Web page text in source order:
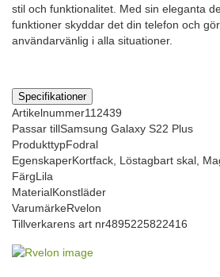
stil och funktionalitet. Med sin eleganta
funktioner skyddar det din telefon och
användarvänlig i alla situationer.
Specifikationer
Artikelnummer112439
Passar tillSamsung Galaxy S22 Plus
ProdukttypFodral
EgenskaperKortfack, Löstagbart skal,
FärgLila
MaterialKonstläder
VarumärkeRvelon
Tillverkarens art nr4895225822416